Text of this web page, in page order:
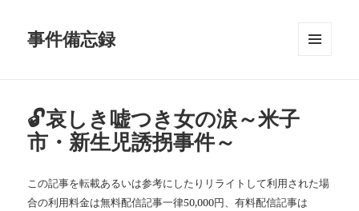
事件備忘録
🔓哀しき嘘つき女の涙～米子
市・新生児誘拐事件～
この記事を転載あるいは参考にしたりリライトして利用された場
合の利用料金は無料配信記事一律50,000円、有料配信記事は